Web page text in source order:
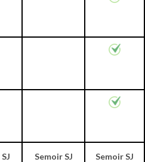
Semoir SJ
Semoir SJ